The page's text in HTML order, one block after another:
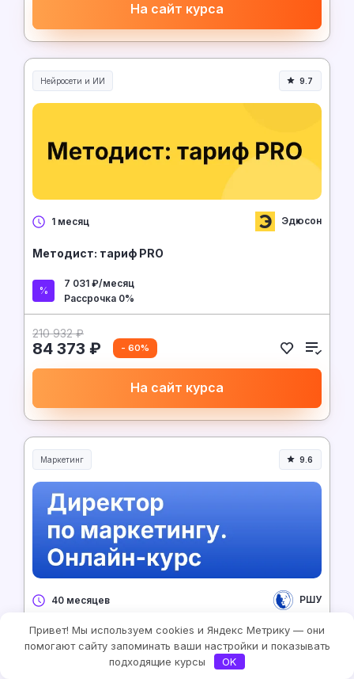
На сайт курса
Нейросети и ИИ
Нейросети и искусственный интеллект
9.7
1 месяц Эдюсон
Методист: тариф PRO
7 031 ₽/месяц
Рассрочка 0%
210 932 ₽
84 373 ₽ - 60%
На сайт курса
Маркетинг 9.6
40 месяцев РШУ
Директор по маркетингу. Онлайн-курс
5 500 ₽/месяц
Привет! Мы используем cookies и Яндекс Метрику — они
помогают сайту запоминать ваши настройки и показывать
подходящие курсы
OK